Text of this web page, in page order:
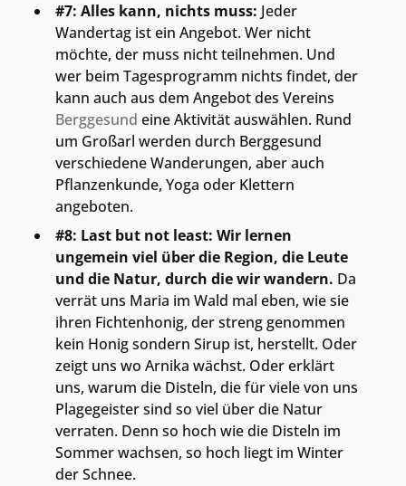
#7: Alles kann, nichts muss: Jeder
Wandertag ist ein Angebot. Wer nicht
möchte, der muss nicht teilnehmen. Und
wer beim Tagesprogramm nichts findet, der
kann auch aus dem Angebot des Vereins
Berggesund eine Aktivität auswählen. Rund
um Großarl werden durch Berggesund
verschiedene Wanderungen, aber auch
Pflanzenkunde, Yoga oder Klettern
angeboten.
#8: Last but not least: Wir lernen
ungemein viel über die Region, die Leute
und die Natur, durch die wir wandern. Da
verrät uns Maria im Wald mal eben, wie sie
ihren Fichtenhonig, der streng genommen
kein Honig sondern Sirup ist, herstellt. Oder
zeigt uns wo Arnika wächst. Oder erklärt
uns, warum die Disteln, die für viele von uns
Plagegeister sind so viel über die Natur
verraten. Denn so hoch wie die Disteln im
Sommer wachsen, so hoch liegt im Winter
der Schnee.